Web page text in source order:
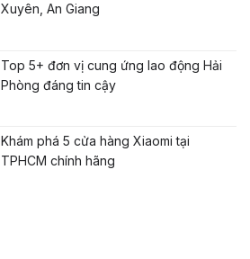
Xuyên, An Giang
Top 5+ đơn vị cung ứng lao động Hải
Phòng đáng tin cậy
Khám phá 5 cửa hàng Xiaomi tại
TPHCM chính hãng